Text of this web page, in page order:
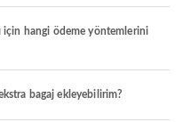
için hangi ödeme yöntemlerini
bagaj ekleyebilirim?